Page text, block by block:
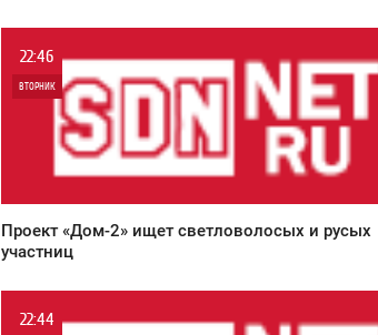
22:46
ВТОРНИК
Проект «Дом-2» ищет светловолосых и русых
участниц
22:44